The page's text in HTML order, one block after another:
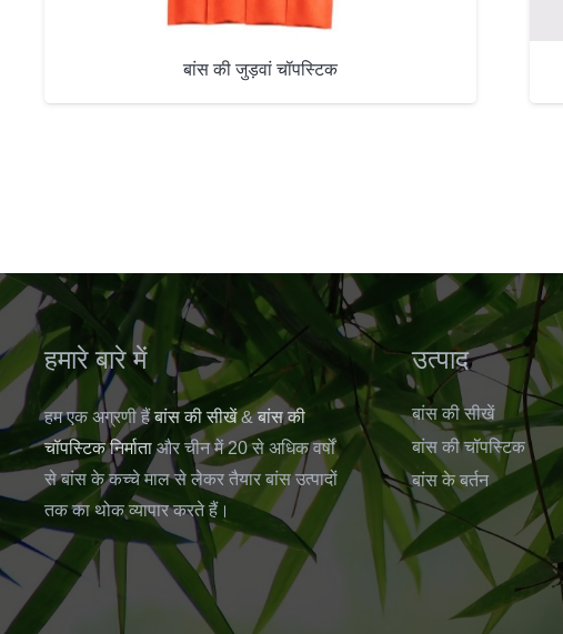
बांस की जुड़वां चॉपस्टिक
हमारे बारे में
हम एक अग्रणी हैंबांस की सीखें&बांस की
चॉपस्टिक निर्माताऔर चीन में 20 से अधिक वर्षों
से बांस के कच्चे माल से लेकर तैयार बांस उत्पादों
तक का थोक व्यापार करते हैं।
उत्पाद
बांस की सीखें
बांस की चॉपस्टिक
बांस के बर्तन